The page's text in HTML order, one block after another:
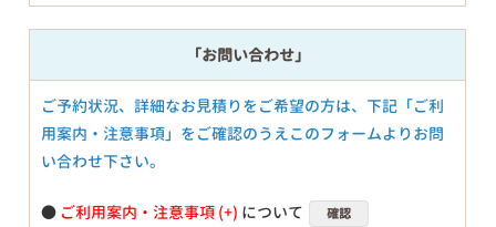
「お問い合わせ」
ご予約状況、詳細なお見積りをご希望の方は、下記「ご利
用案内・注意事項」をご確認のうえこのフォームよりお問
い合わせ下さい。
● ご利用案内・注意事項 について 確認